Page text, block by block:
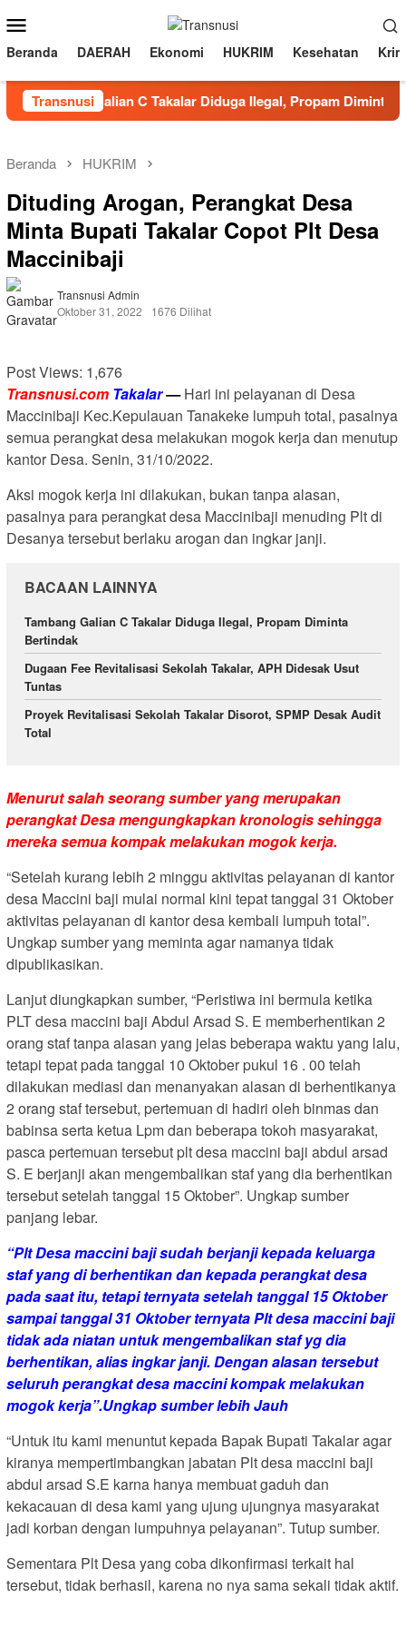
ke
kontenMobile
Beranda DAERAH Ekonomi HUKRIM Kesehatan
Transnusi
Tambang Galian C Takalar Diduga Ilegal, Propam Diminta
Beranda HUKRIM
Dituding Arogan, Perangkat Desa
Minta Bupati Takalar Copot Plt Desa
Maccinibaji
Transnusi Admin
Oktober 31, 2022
1676 Dilihat
Post Views: 1,676
Transnusi.com Takalar—Hari ini pelayanan di Desa
Maccinibaji Kec.Kepulauan Tanakeke lumpuh total, pasalnya
semua perangkat desa melakukan mogok kerja dan menutup
kantor Desa. Senin, 31/10/2022.
Aksi mogok kerja ini dilakukan, bukan tanpa alasan,
pasalnya para perangkat desa Maccinibaji menuding Plt di
Desanya tersebut berlaku arogan dan ingkar janji.
BACAAN LAINNYA
Tambang Galian C Takalar Diduga Ilegal, Propam Diminta
Bertindak
Dugaan Fee Revitalisasi Sekolah Takalar, APH Didesak Usut
Tuntas
Proyek Revitalisasi Sekolah Takalar Disorot, SPMP Desak Audit
Total
Menurut salah seorang sumber yang merupakan
perangkat Desa mengungkapkan kronologis sehingga
mereka semua kompak melakukan mogok kerja.
“Setelah kurang lebih 2 minggu aktivitas pelayanan di kantor
desa Maccini baji mulai normal kini tepat tanggal 31 Oktober
aktivitas pelayanan di kantor desa kembali lumpuh total”.
Ungkap sumber yang meminta agar namanya tidak
dipublikasikan.
Lanjut diungkapkan sumber, “Peristiwa ini bermula ketika
PLT desa maccini baji Abdul Arsad S. E memberhentikan 2
orang staf tanpa alasan yang jelas beberapa waktu yang lalu,
tetapi tepat pada tanggal 10 Oktober pukul 16 . 00 telah
dilakukan mediasi dan menanyakan alasan di berhentikanya
2 orang staf tersebut, pertemuan di hadiri oleh binmas dan
babinsa serta ketua Lpm dan beberapa tokoh masyarakat,
pasca pertemuan tersebut plt desa maccini baji abdul arsad
S. E berjanji akan mengembalikan staf yang dia berhentikan
tersebut setelah tanggal 15 Oktober”. Ungkap sumber
panjang lebar.
“Plt Desa maccini baji sudah berjanji kepada keluarga
staf yang di berhentikan dan kepada perangkat desa
pada saat itu, tetapi ternyata setelah tanggal 15 Oktober
sampai tanggal 31 Oktober ternyata Plt desa maccini baji
tidak ada niatan untuk mengembalikan staf yg dia
berhentikan, alias ingkar janji. Dengan alasan tersebut
seluruh perangkat desa maccini kompak melakukan
mogok kerja”.Ungkap sumber lebih Jauh
“Untuk itu kami menuntut kepada Bapak Bupati Takalar agar
kiranya mempertimbangkan jabatan Plt desa maccini baji
abdul arsad S.E karna hanya membuat gaduh dan
kekacauan di desa kami yang ujung ujungnya masyarakat
jadi korban dengan lumpuhnya pelayanan”. Tutup sumber.
Sementara Plt Desa yang coba dikonfirmasi terkait hal
tersebut, tidak berhasil, karena no nya sama sekali tidak aktif.